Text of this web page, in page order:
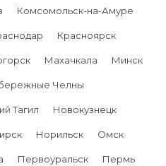
Комсомольск-на-Амуре
Красноярск
Махачкала Минск
Челны
Тагил Новокузнецк
Норильск Омск
Первоуральск Пермь